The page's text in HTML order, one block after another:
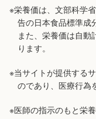
※栄養価は、文部科学
告の日本食品標準成
また、栄養価は自動
ります。
※当サイトが提供する
のであり、医療行為
※医師の指示のもと栄